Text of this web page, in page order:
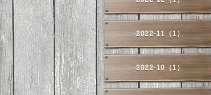
2022-11（1）
2022-10（1）